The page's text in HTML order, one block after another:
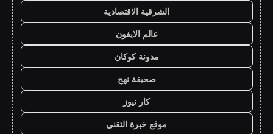
الشرقية الاقتصادية
عالم الايفون
مدونة كوكان
صحيفة نهج
كار نيوز
موقع خبرة التقني